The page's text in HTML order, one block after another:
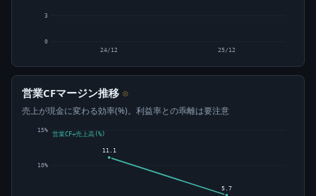
0
3
24/12 25/12
営業CFマージン推移 ⊙
売上が現金に変わる効率(%)。利益率との乖離は要注意
10%
15%
11.1
5.7
営業CF÷売上高(%)